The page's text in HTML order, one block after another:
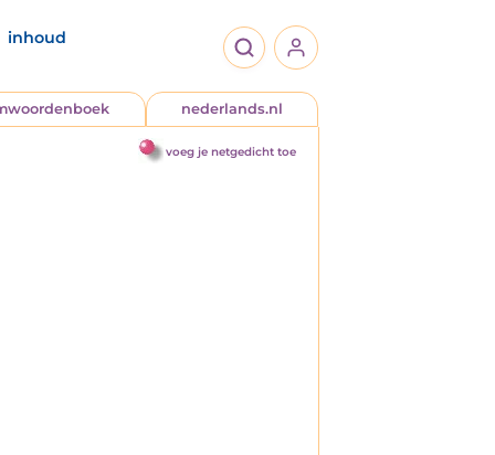
inhoud
nederlands.nl
voeg je netgedicht toe